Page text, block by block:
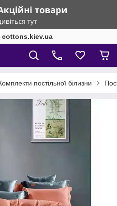
cottons.kiev.ua
постільної білизни